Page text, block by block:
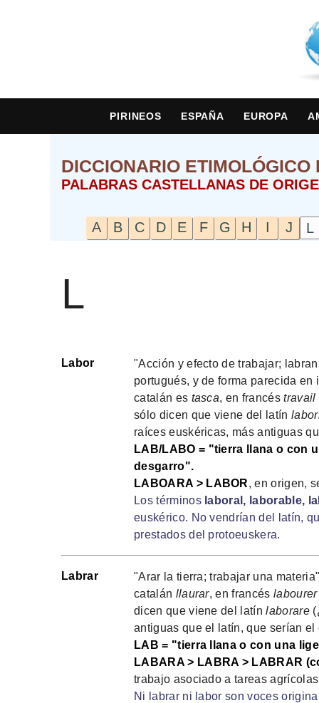
PIRINEOS ESPAÑA EUROPA
DICCIONARIO
PALABRAS CASTELLANAS DE
A B C D E F G H I J L
L
Labor
"Acción y efecto de trabajar;
portugués, y de forma parecida en
catalán es tasca, en francéstravail
sólo dicen que viene del latín
raíces euskéricas, más antiguas
LAB/LABO = "tierra llana o con
desgarro".
LABOARA > LABOR, en origen,
Los términos laboral, laborable,
euskérico. No vendrían del latín,
prestados del protoeuskera.
Labrar
"Arar la tierra; trabajar una
catalán llaurar, en francés labourer
dicen que viene del latínlaborare
antiguas que el latín, que serían el
LAB = "tierra llana o con una
LABARA > LABRA > LABRAR
trabajo asociado a tareas
Ni labrar ni labor son voces